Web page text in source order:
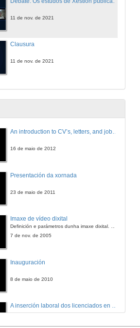
11 de nov. de 2021
Clausura
11 de nov. de 2021
An introduction to CV’s, letters, and job searching
16 de maio de 2012
Presentación da xornada
23 de maio de 2011
Imaxe de vídeo dixital
7 de nov. de 2005
Inauguración
8 de maio de 2010
A inserción laboral dos licenciados en Ciencias do Mar: a carreira investigadora